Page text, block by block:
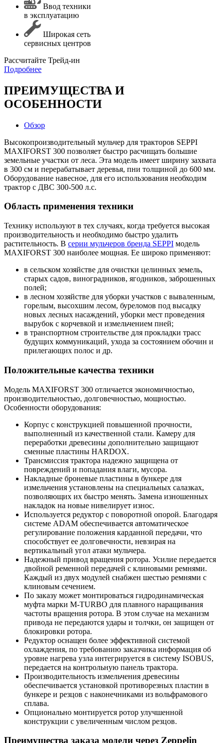
Ввод техники
в эксплуатацию
Широкая сеть
сервисных центров
Раcсчитайте Трейд-ин
Подробнее
ПРЕИМУЩЕСТВА И
ОСОБЕННОСТИ
Обзор
Высокопроизводительный мульчер для тракторов SEPPI
MAXIFORST 300 позволяет быстро расчищать большие
земельные участки от леса. Эта модель имеет ширину захвата
в 300 см и перерабатывает деревья, пни толщиной до 600 мм.
Оборудование навесное, для его использования необходим
трактор с ДВС 300-500 л.с.
Область применения техники
Технику используют в тех случаях, когда требуется высокая
производительность и необходимо быстро удалить
растительность. В серии мульчеров бренда SEPPI модель
MAXIFORST 300 наиболее мощная. Ее широко применяют:
в сельском хозяйстве для очистки целинных земель,
старых садов, виноградников, ягодников, заброшенных
полей;
в лесном хозяйстве для уборки участков с вываленным,
горелым, высохшим лесом, буреломов под высадку
новых лесных насаждений, уборки мест проведения
вырубок с корчевкой и измельчением пней;
в транспортном строительстве для прокладки трасс
будущих коммуникаций, ухода за состоянием обочин и
прилегающих полос и др.
Положительные качества техники
Модель MAXIFORST 300 отличается экономичностью,
производительностью, долговечностью, мощностью.
Особенности оборудования:
Корпус с конструкцией повышенной прочности,
выполненный из качественной стали. Камеру для
переработки древесины дополнительно защищают
сменные пластины HARDOX.
Трансмиссия трактора надежно защищена от
повреждений и попадания влаги, мусора.
Накладные броневые пластины в бункере для
измельчения установлены на специальных салазках,
позволяющих их быстро менять. Замена изношенных
накладок на новые нивелирует износ.
Используется редуктор с поворотной опорой. Благодаря
системе ADAM обеспечивается автоматическое
регулирование положения карданной передачи, что
способствует ее долговечности, невзирая на
вертикальный угол атаки мульчера.
Надежный привод вращения ротора. Усилие передается
двойной ременной передачей с клиновыми ремнями.
Каждый из двух модулей снабжен шестью ремнями с
клиновым сечением.
По заказу может монтироваться гидродинамическая
муфта марки M-TURBO для плавного наращивания
частоты вращения ротора. В этом случае на механизм
привода не передаются удары и толчки, он защищен от
блокировки ротора.
Редуктор оснащен более эффективной системой
охлаждения, по требованию заказчика информация об
уровне нагрева узла интегрируется в систему ISOBUS,
передается на контрольную панель трактора.
Производительность измельчения древесины
обеспечивается установкой противорезных пластин в
бункере и резцов с наконечниками из вольфрамового
сплава.
Опционально монтируется ротор улучшенной
конструкции с увеличенным числом резцов.
Преимущества заказа модели через Zeppelin